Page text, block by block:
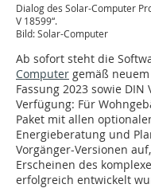
Dialog des Solar-Computer
V 18599“.
Bild: Solar-Computer
Ab sofort steht die
Computer gemäß
Fassung 2023 sowie
Verfügung: Für
Paket mit allen
Energieberatung und
Vorgänger-Versionen
Erscheinen des
erfolgreich entwickelt